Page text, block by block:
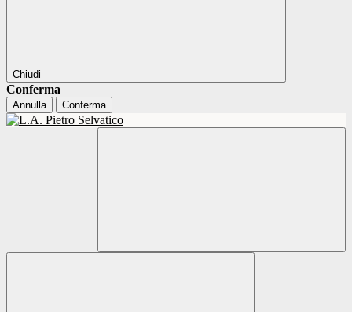
Chiudi
Conferma
Annulla Conferma